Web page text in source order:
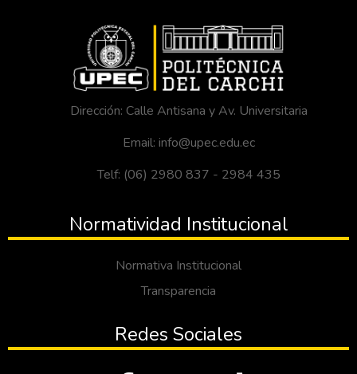
Dirección: Calle Antisana y Av. Universitaria
Email: info@upec.edu.ec
Telf: (06) 2980 837 - 2984 435
Normatividad Institucional
Normativa Institucional
Transparencia
Redes Sociales